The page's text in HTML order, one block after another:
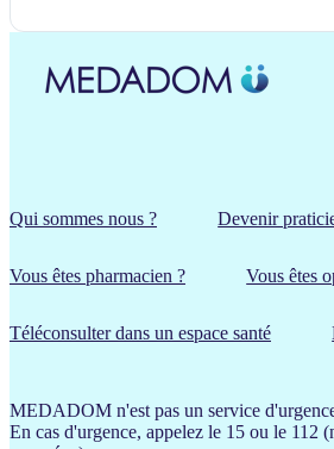
Qui sommes nous ? Devenir
Vous êtes pharmacien ? Vous êtes
Téléconsulter dans un espace santé
MEDADOM n'est pas un service
En cas d'urgence, appelez le 15 ou le 112